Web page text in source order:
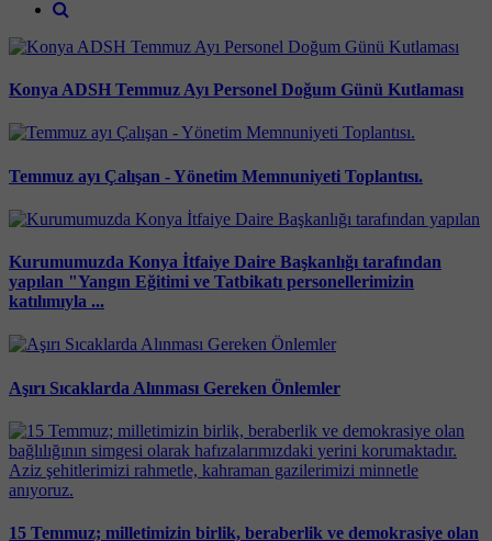
Konya ADSH Temmuz Ayı Personel Doğum Günü Kutlaması
Temmuz ayı Çalışan - Yönetim Memnuniyeti Toplantısı.
Kurumumuzda Konya İtfaiye Daire Başkanlığı tarafından
yapılan "Yangın Eğitimi ve Tatbikatı personellerimizin
katılımıyla ...
Aşırı Sıcaklarda Alınması Gereken Önlemler
15 Temmuz; milletimizin birlik, beraberlik ve demokrasiye olan